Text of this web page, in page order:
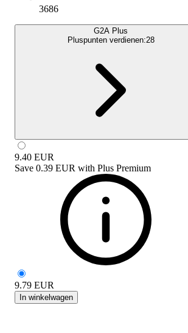
3686
G2A Plus
Pluspunten verdienen:28
9.40 EUR
Save 0.39 EUR with Plus Premium
9.79 EUR
In winkelwagen